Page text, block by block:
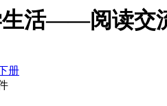
生活——阅读交
册